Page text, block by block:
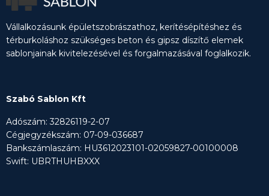
Vállalkozásunk épületszobrászathoz, kerítésépítéshez és
térburkoláshoz szükséges beton és gipsz díszítő elemek
sablonjainak kivitelezésével és forgalmazásával foglalkozik.
Szabó Sablon Kft
Adószám: 32826119-2-07
Cégjegyzékszám: 07-09-036687
Bankszámlaszám: HU3612023101-02059827-00100008
Swift: UBRTHUHBXXX